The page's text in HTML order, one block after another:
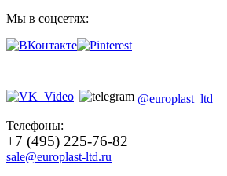
Мы в соцсетях:
@europlast_ltd
Телефоны:
+7 (495) 225-76-82
sale@europlast-ltd.ru